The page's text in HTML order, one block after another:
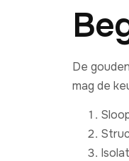
De
mag de